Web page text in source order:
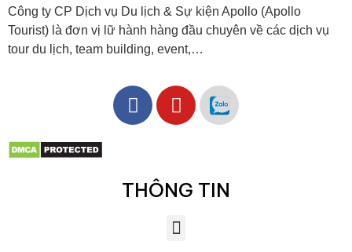
Công ty CP Dịch vụ Du lịch & Sự kiện Apollo (Apollo
Tourist) là đơn vị lữ hành hàng đầu chuyên về các dịch vụ
tour du lịch, team building, event,…
THÔNG TIN